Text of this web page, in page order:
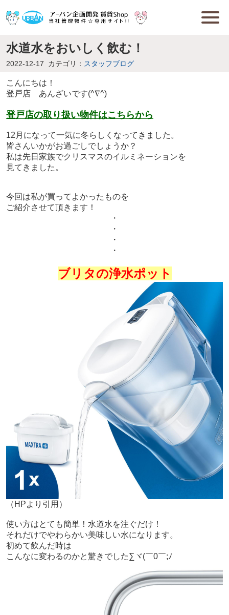
水道水をおいしく飲む！
2022-12-17 カテゴリ： スタッフブログ
こんにちは！
登戸店 あんざいです(^∇^)
登戸店の取り扱い物件はこち らから
12月になって一気に冬らしくなってきました。
皆さんいかがお過ごしでしょうか？
私は先日家族でクリスマスのイルミネーションを
見てきました。
今回は私が買ってよかったものを
ご紹介させて頂きます！
・
・
・
・
ブリタの浄水ポット
（HPより引用）
使い方はとても簡単！水道水を注ぐだけ！
それだけでやわらかい美味しい水になります。
初めて飲んだ時は
こんなに変わるのかと驚きでした∑ヾ(￣0￣;ﾉ